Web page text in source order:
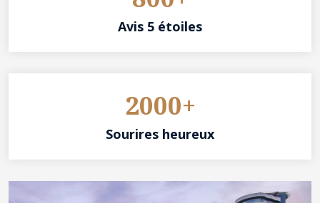
Avis 5 étoiles
2000+
Sourires heureux